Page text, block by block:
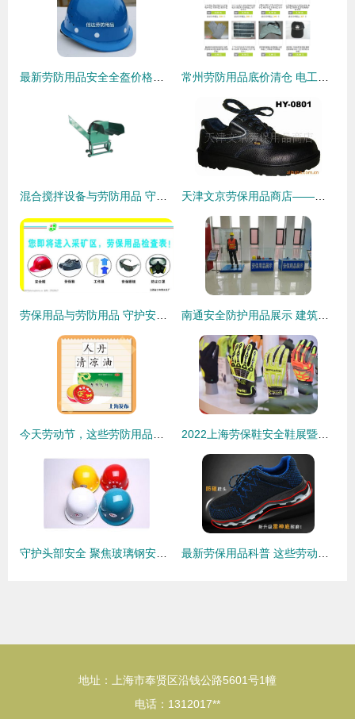
地址：上海市奉贤区沿钱公路5601号1幢
电话：1312017**